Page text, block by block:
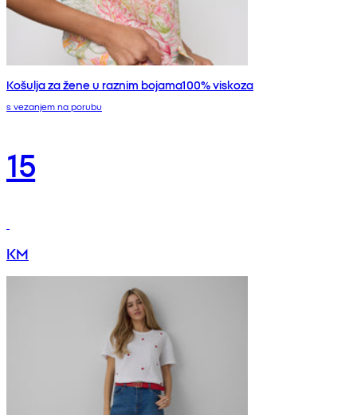
Košulja za žene u raznim bojama100% viskoza
s vezanjem na porubu
15
KM